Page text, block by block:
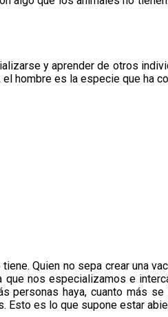
y aprender de otros
hombre es la especie que ha
Quien no sepa crear una
nos especializamos e
personas haya, cuanto más
Esto es lo que supone estar